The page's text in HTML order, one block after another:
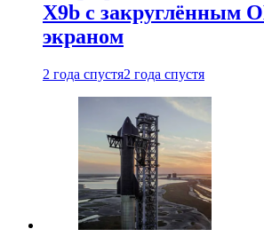
X9b с закруглённым
экраном
2 года спустя2 года спустя